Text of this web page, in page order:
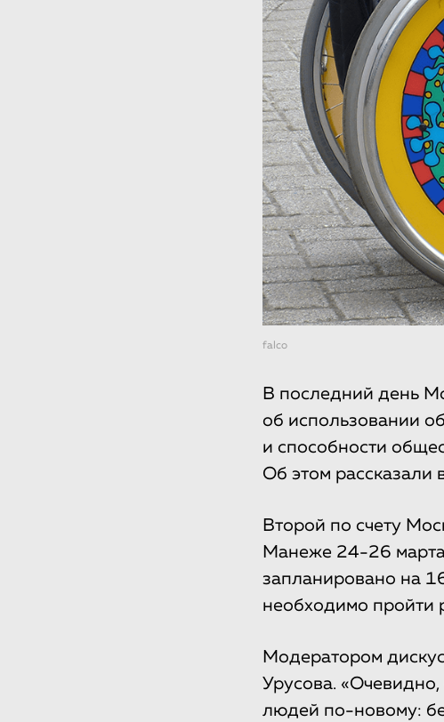
falco
В последний день
об использовании
и способности
Об этом рассказали
Второй по счету
Манеже 24-26
запланировано на
необходимо пройти
Модератором
Урусова. «Очевидно,
людей по-новому: